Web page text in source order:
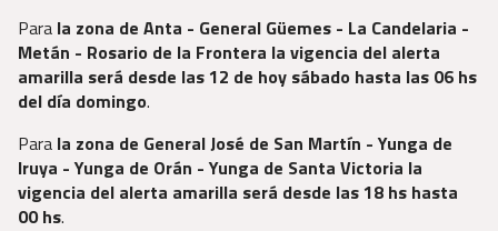
Para la zona de Anta - General Güemes - La Candelaria -
Metán - Rosario de la Frontera la vigencia del alerta
amarilla será desde las 12 de hoy sábado hasta las 06 hs
del día domingo.
Para la zona de General José de San Martín - Yunga de
Iruya - Yunga de Orán - Yunga de Santa Victoria la
vigencia del alerta amarilla será desde las 18 hs hasta
00 hs.